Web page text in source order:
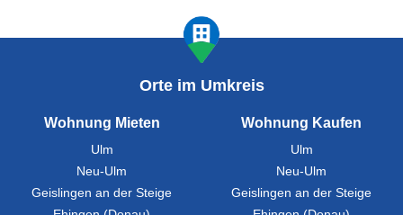
Orte im Umkreis
Wohnung Mieten
Ulm
Neu-Ulm
Geislingen an der Steige
Wohnung Kaufen
Ulm
Neu-Ulm
Geislingen an der Steige